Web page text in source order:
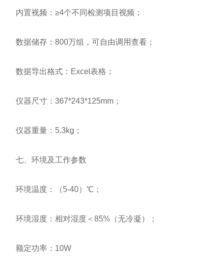
内置视频：≥4个不同检测项目视频；
数据储存：800万组，可自由调用查看；
数据导出格式：Excel表格；
仪器尺寸：367*243*125mm；
仪器重量：5.3kg；
七、环境及工作参数
环境温度：（5-40）℃；
环境湿度：相对湿度＜85%（无冷凝）；
额定功率：10W